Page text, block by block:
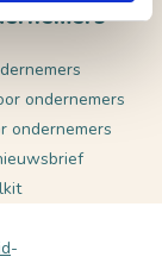
ondernemers
ondernemers